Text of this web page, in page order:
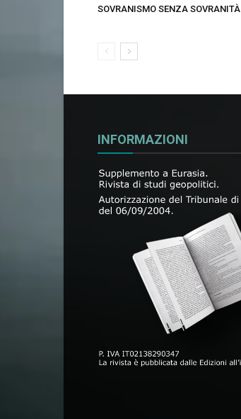
SOVRANISMO SENZA SOVRANITÀ
INFORMAZIONI